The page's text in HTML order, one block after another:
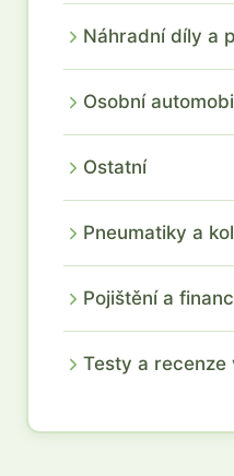
Náhradní díly a
Osobní
Ostatní
Pneumatiky a
Pojištění a
Testy a recenze